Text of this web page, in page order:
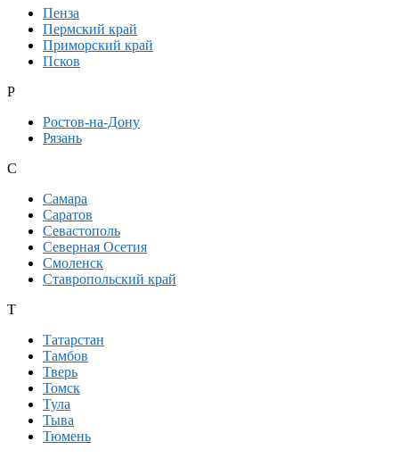
Пенза
Пермский край
Приморский край
Псков
Р
Ростов-на-Дону
Рязань
С
Самара
Саратов
Севастополь
Северная Осетия
Смоленск
Ставропольский край
Т
Татарстан
Тамбов
Тверь
Томск
Тула
Тыва
Тюмень